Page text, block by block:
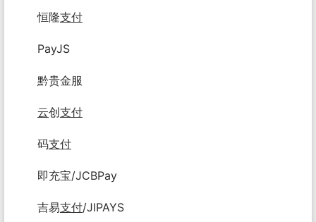
恒隆支付
PayJS
黔贵金服
云创支付
码支付
即充宝/JCBPay
吉易支付/JIPAYS